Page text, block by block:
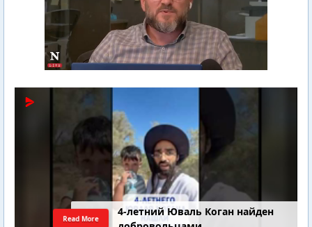
4-летний Юваль Коган найден
Read More